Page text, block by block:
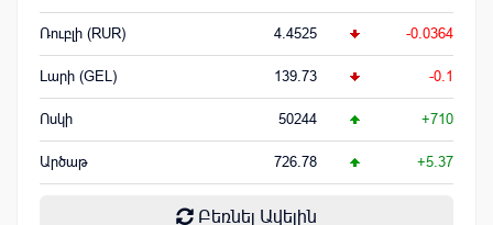
Ռուբլի (RUR) 4.4525 -0.0364
Լարի (GEL) 139.73 -0.1
Ոսկի 50244 +710
Արծաթ 726.78 +5.37
Բեռնել Ավելին